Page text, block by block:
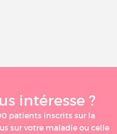
intéresse ?
patients inscrits sur la
sur votre maladie ou celle